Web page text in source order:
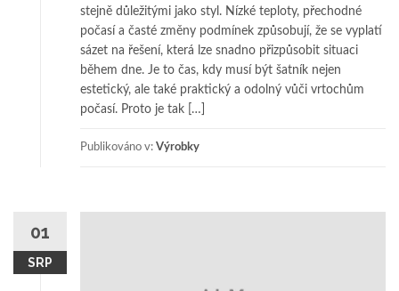
stejně důležitými jako styl. Nízké teploty, přechodné
počasí a časté změny podmínek způsobují, že se vyplatí
sázet na řešení, která lze snadno přizpůsobit situaci
během dne. Je to čas, kdy musí být šatník nejen
estetický, ale také praktický a odolný vůči vrtochům
počasí. Proto je tak […]
Publikováno v: Výrobky
01
SRP